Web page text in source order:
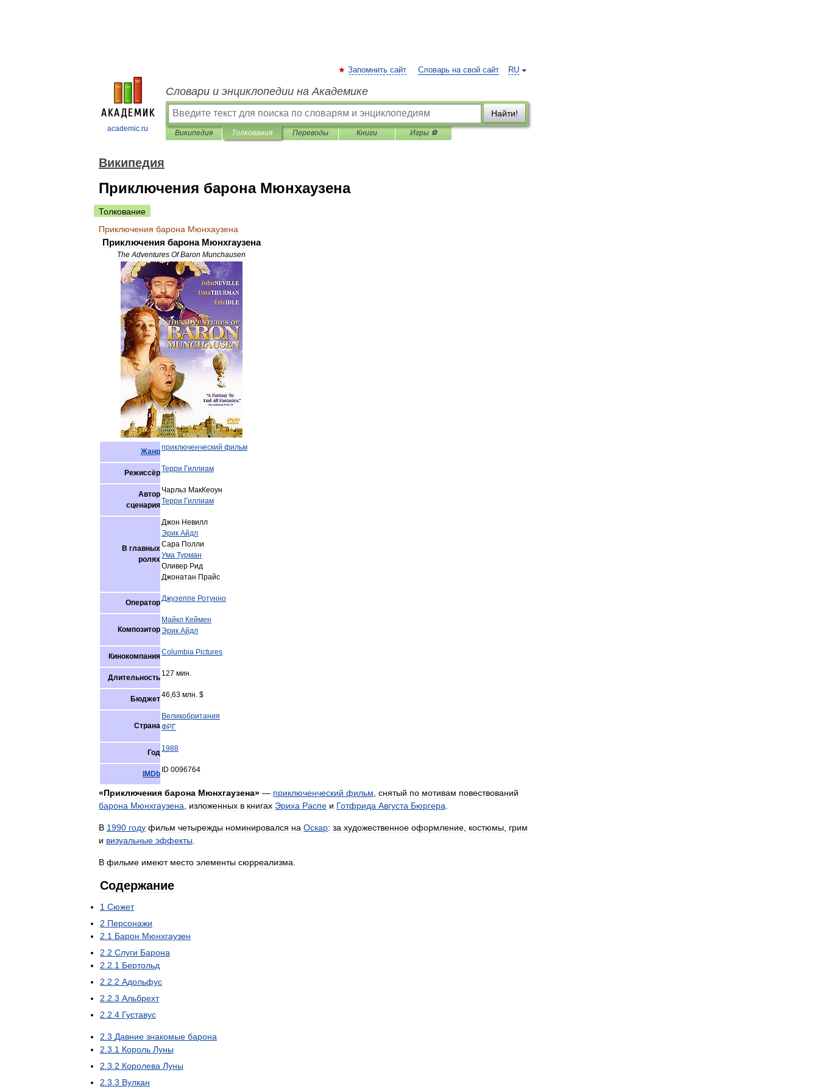
academic.ru
RU
Запомнить сайт Словарь на свой сайт
Словари и энциклопедии на Академике
Найти!
Википедия Толкования Переводы Книги Игры ⚽
Википедия
Приключения барона Мюнхаузена
Толкование
Приключения барона Мюнхаузена
Приключения барона Мюнхгаузена
The Adventures Of Baron Munchausen
Жанрприключенческий фильм
РежиссёрТерри Гиллиам
Автор
сценария
Чарльз МакКеоун
Терри Гиллиам
В главных
ролях
Джон Невилл
Эрик Айдл
Сара Полли
Ума Турман
Оливер Рид
Джонатан Прайс
ОператорДжузеппе Ротунно
Композитор
Майкл Кеймен
Эрик Айдл
КинокомпанияColumbia Pictures
Длительность 127 мин.
Бюджет46,63 млн. $
Страна
Великобритания
ФРГ
Год 1988
IMDb ID 0096764
«Приключения барона Мюнхгаузена» — приключенческий фильм снятый по мотивам повествований
барона Мюнхгаузена изложенных в книгах Эриха Распе и Готфрида Августа Бюргера
В 1990 году фильм четырежды номинировался на Оскар: за художественное оформление костюмы грим
и визуальные эффекты
В фильме имеют место элементы сюрреализма
Содержание
1 Сюжет
2 Персонажи
2 1 Барон Мюнхгаузен
2 2 Слуги Барона
2 2 1 Бертольд
2 2 2 Адольфус
2 2 3 Альбрехт
2 2 4 Густавус
2 3 Давние знакомые барона
2 3 1 Король Луны
2 3 2 Королева Луны
2 3 3 Вулкан